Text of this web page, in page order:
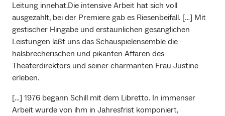
Leitung innehat.Die intensive Arbeit hat sich voll
ausgezahlt, bei der Premiere gab es Riesenbeifall. […] Mit
gestischer Hingabe und erstaunlichen gesanglichen
Leistungen läßt uns das Schauspielensemble die
halsbrecherischen und pikanten Affären des
Theaterdirektors und seiner charmanten Frau Justine
erleben.
[…] 1976 begann Schill mit dem Libretto. In immenser
Arbeit wurde von ihm in Jahresfrist komponiert,